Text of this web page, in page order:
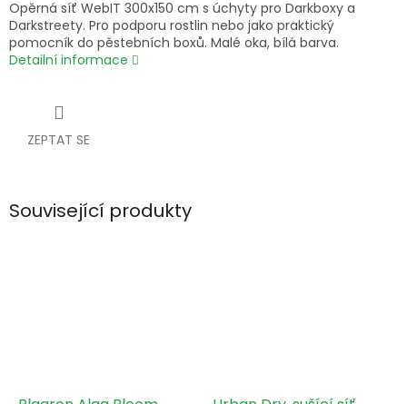
Opěrná síť WebIT 300x150 cm s úchyty pro Darkboxy a
Darkstreety. Pro podporu rostlin nebo jako praktický
pomocník do pěstebních boxů. Malé oka, bílá barva.
Detailní informace
ZEPTAT SE
Související produkty